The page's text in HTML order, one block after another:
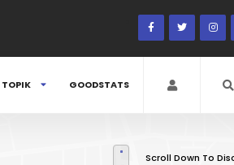
TOPIK GOODSTATS
Scroll Down To